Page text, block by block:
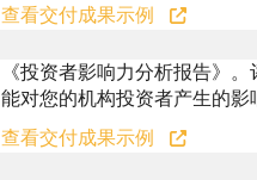
查看交付成果示例
《投资者影响力分析报告》
能对您的机构投资者产生的影
查看交付成果示例